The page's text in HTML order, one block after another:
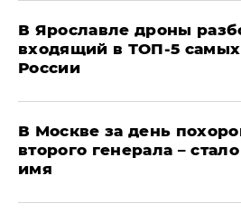
В Ярославле дроны
входящий в ТОП-5
России
В Москве за день
второго генерала –
имя